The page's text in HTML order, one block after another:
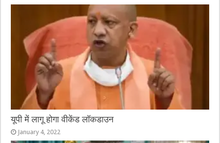
यूपी में लागू होगा वीकेंड लॉकडाउन
January 4, 2022